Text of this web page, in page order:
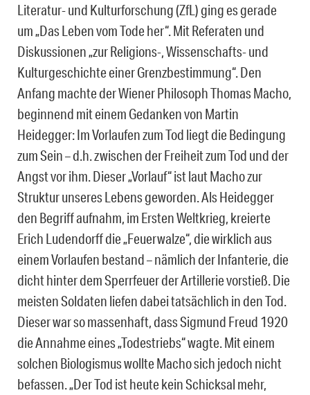
Literatur- und Kulturforschung (ZfL) ging es gerade
um „Das Leben vom Tode her“. Mit Referaten und
Diskussionen „zur Religions-, Wissenschafts- und
Kulturgeschichte einer Grenzbestimmung“. Den
Anfang machte der Wiener Philosoph Thomas Macho,
beginnend mit einem Gedanken von Martin
Heidegger: Im Vorlaufen zum Tod liegt die Bedingung
zum Sein – d.h. zwischen der Freiheit zum Tod und der
Angst vor ihm. Dieser „Vorlauf“ ist laut Macho zur
Struktur unseres Lebens geworden. Als Heidegger
den Begriff aufnahm, im Ersten Weltkrieg, kreierte
Erich Ludendorff die „Feuerwalze“, die wirklich aus
einem Vorlaufen bestand – nämlich der Infanterie, die
dicht hinter dem Sperrfeuer der Artillerie vorstieß. Die
meisten Soldaten liefen dabei tatsächlich in den Tod.
Dieser war so massenhaft, dass Sigmund Freud 1920
die Annahme eines „Todestriebs“ wagte. Mit einem
solchen Biologismus wollte Macho sich jedoch nicht
befassen. „Der Tod ist heute kein Schicksal mehr,